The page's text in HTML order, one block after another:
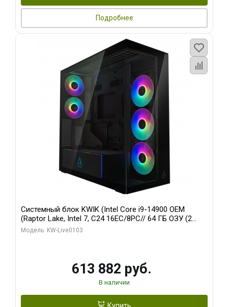
Подробнее
Системный блок KWIK (Intel Core i9-14900 OEM
(Raptor Lake, Intel 7, C24 16EC/8PC// 64 ГБ ОЗУ (2
модуля)/ Afox RTX4090 24GB GDDR6X 384-Bit 3xDP
Модель: KW-Live0103
613 882 руб.
В наличии